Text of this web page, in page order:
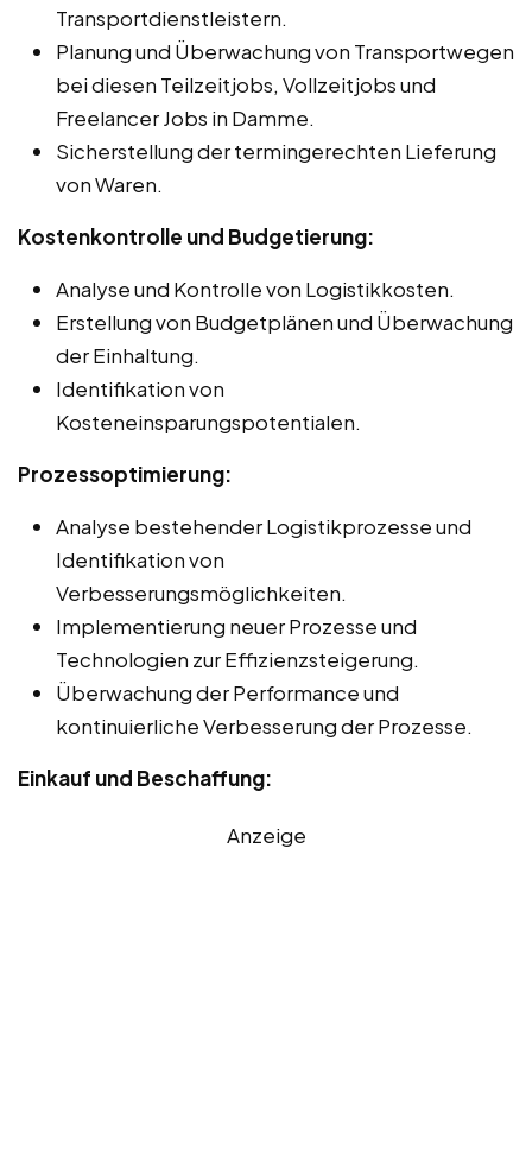
Transportdienstleistern.
Planung und Überwachung von Transportwegen
bei diesen Teilzeitjobs, Vollzeitjobs und
Freelancer Jobs in Damme.
Sicherstellung der termingerechten Lieferung
von Waren.
Kostenkontrolle und Budgetierung:
Analyse und Kontrolle von Logistikkosten.
Erstellung von Budgetplänen und Überwachung
der Einhaltung.
Identifikation von
Kosteneinsparungspotentialen.
Prozessoptimierung:
Analyse bestehender Logistikprozesse und
Identifikation von
Verbesserungsmöglichkeiten.
Implementierung neuer Prozesse und
Technologien zur Effizienzsteigerung.
Überwachung der Performance und
kontinuierliche Verbesserung der Prozesse.
Einkauf und Beschaffung:
Anzeige